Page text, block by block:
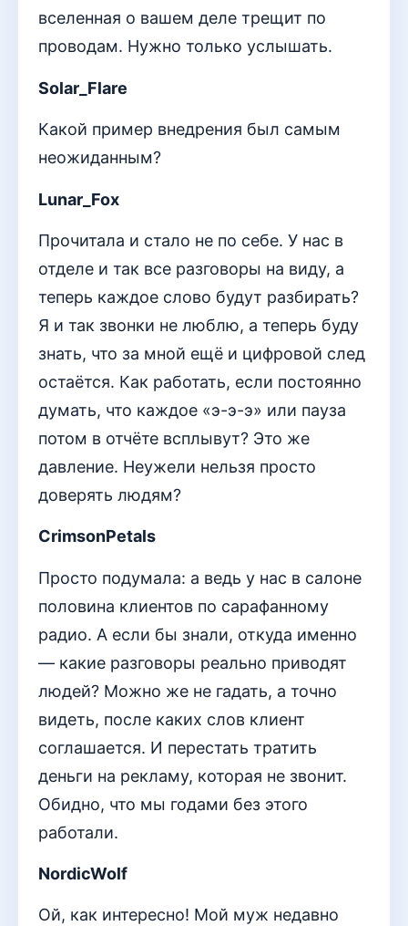
вселенная о вашем деле трещит по
проводам. Нужно только услышать.
Solar_Flare
Какой пример внедрения был самым
неожиданным?
Lunar_Fox
Прочитала и стало не по себе. У нас в
отделе и так все разговоры на виду, а
теперь каждое слово будут разбирать?
Я и так звонки не люблю, а теперь буду
знать, что за мной ещё и цифровой след
остаётся. Как работать, если постоянно
думать, что каждое «э-э-э» или пауза
потом в отчёте всплывут? Это же
давление. Неужели нельзя просто
доверять людям?
CrimsonPetals
Просто подумала: а ведь у нас в салоне
половина клиентов по сарафанному
радио. А если бы знали, откуда именно
— какие разговоры реально приводят
людей? Можно же не гадать, а точно
видеть, после каких слов клиент
соглашается. И перестать тратить
деньги на рекламу, которая не звонит.
Обидно, что мы годами без этого
работали.
NordicWolf
Ой, как интересно! Мой муж недавно